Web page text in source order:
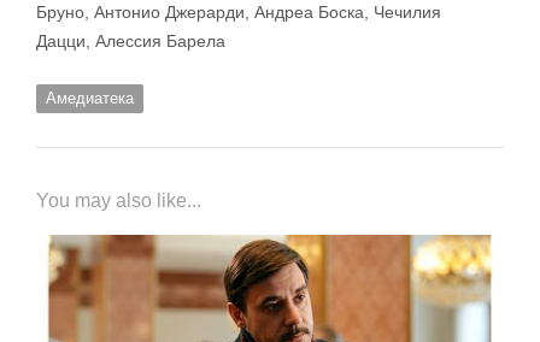
Бруно, Антонио Джерарди, Андреа Боска, Чечилия
Дацци, Алессия Барела
Амедиатека
You may also like...